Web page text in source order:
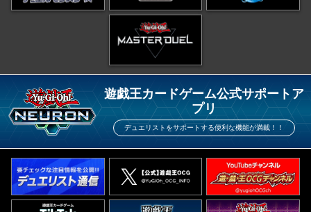
遊戯王カードゲーム公式サポートア
プリ
デュエリストをサポートする便利な機能が満載！！